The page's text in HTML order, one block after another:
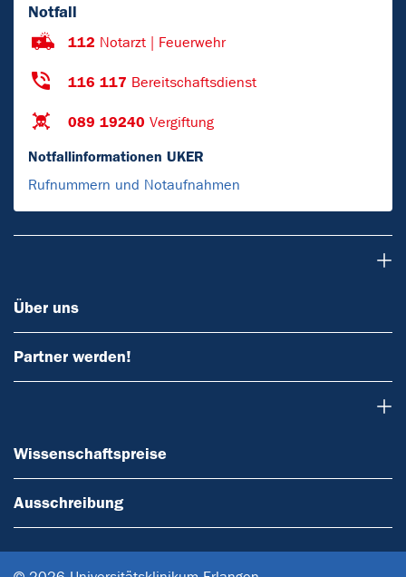
Notfall
112 Notarzt | Feuerwehr
116 117 Bereitschaftsdienst
089 19240 Vergiftung
Notfallinformationen UKER
Rufnummern und Notaufnahmen
Über uns
Partner werden!
Wissenschaftspreise
Ausschreibung